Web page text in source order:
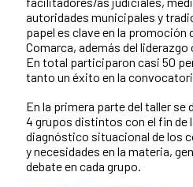
autoridades municipales y
papel es clave en la promoción
Comarca, además del
En total participaron casi 50
tanto un éxito en la
En la primera parte del taller
4 grupos distintos con el fin de
diagnóstico situacional de los
y necesidades en la materia,
debate en cada grupo.